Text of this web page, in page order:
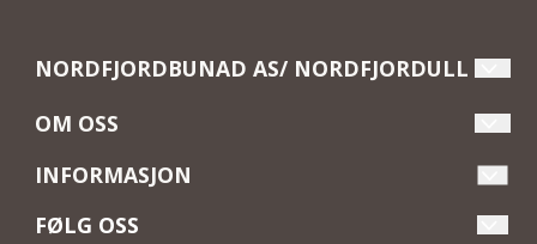
NORDFJORDBUNAD AS/ NORDFJORDULL
Almenningen. Vi skreddersyr Nordfjordbunad til dame
Kystdrakten. Hos oss finner du alt du trenger til
stasplagget, inkludert komplett sølv og tilbehør av
OM OSS
Nordfjordvegen 8568
6713 Almenningen
INFORMASJON
FØLG OSS